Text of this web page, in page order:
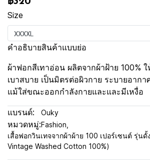
Size
XXXXL
คำอธิบายสินค้าแบบย่อ
ผ้าฟอกสีเทาอ่อน ผลิตจากผ้าฝ้าย 100%
เบาสบาย เป็นมิตรต่อผิวกาย ระบายอาก
แม้ใส่ขณะออกกำลังกายและและมีเหงื่อ
แบรนด์: Ouky
หมวดหมู่:Fashion
เสื้อฟอกวินเทจจากผ้าผ้าย 100 เปอร์เซนต์ รุ่นดั้
Vintage Washed Cotton 100%)